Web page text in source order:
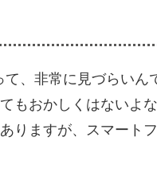
、非常に見づらいん
もおかしくはないよ
りますが、スマート